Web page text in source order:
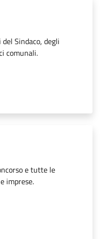
Sindaco, degli
comunali.
e tutte le
imprese.